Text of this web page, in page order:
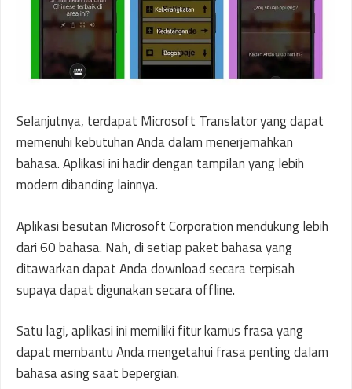
Selanjutnya, terdapat Microsoft Translator yang dapat
memenuhi kebutuhan Anda dalam menerjemahkan
bahasa. Aplikasi ini hadir dengan tampilan yang lebih
modern dibanding lainnya.
Aplikasi besutan Microsoft Corporation mendukung lebih
dari 60 bahasa. Nah, di setiap paket bahasa yang
ditawarkan dapat Anda download secara terpisah
supaya dapat digunakan secara offline.
Satu lagi, aplikasi ini memiliki fitur kamus frasa yang
dapat membantu Anda mengetahui frasa penting dalam
bahasa asing saat bepergian.